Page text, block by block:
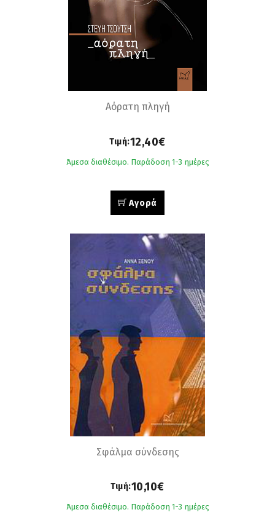
Αόρατη πληγή
Τιμή:12,40€
Άμεσα διαθέσιμο. Παράδοση 1-3 ημέρες
Αγορά
Σφάλμα σύνδεσης
Τιμή:10,10€
Άμεσα διαθέσιμο. Παράδοση 1-3 ημέρες